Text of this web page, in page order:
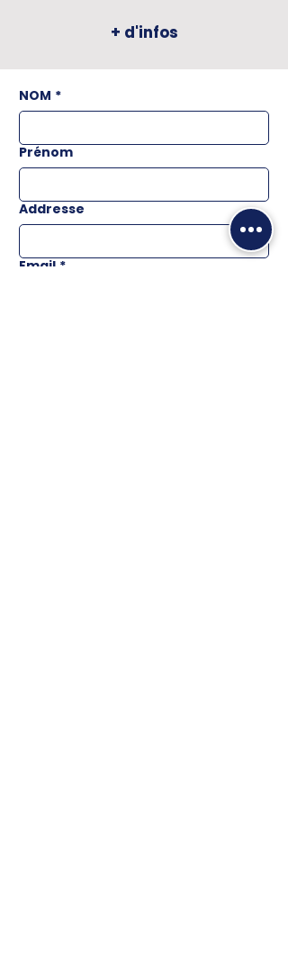
+ d'infos
NOM *
Prénom
Addresse
Email *